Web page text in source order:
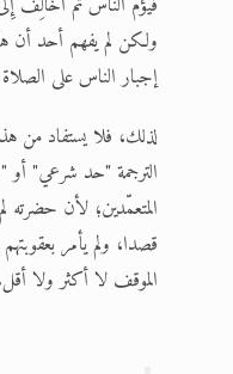
ولكن لم يفهم أحد أن
إجبار الناس على
لذلك، فلا يستفاد من
الترجمة "حد شرعي" أو
المتعمّدين؛ لأن حضرته
قصدا، ولم يأمر
الموقف لا أكثر ولا